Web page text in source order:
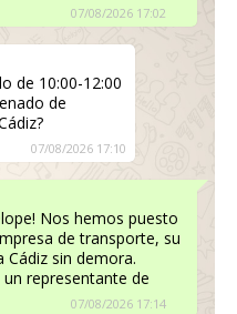
07/08/2026 17:02
de 10:00-12:00
de
07/08/2026 17:10
Nos hemos puesto
de transporte, su
Cádiz sin demora.
representante de
07/08/2026 17:14